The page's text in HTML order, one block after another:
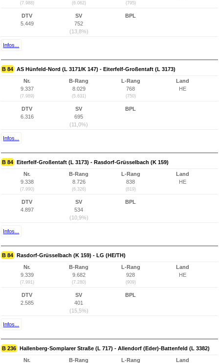
(7.988) (6.062) (795)
DTV
5.449
SV
752
(13,8%)
BPL
Infos...
B 84 AS Hünfeld-Nord (L 3171/K 147) - Eiterfelf-Großentaft (L 3173)
Nr.
9.337
(7.989)
B-Rang
8.029
(5.631)
L-Rang
768
(750)
Land
HE
DTV
6.316
SV
695
(11,0%)
BPL
Infos...
B 84 Eiterfelf-Großentaft (L 3173) - Rasdorf-Grüsselbach (K 159)
Nr.
9.338
(7.990)
B-Rang
8.726
(6.326)
L-Rang
838
(819)
Land
HE
DTV
4.897
SV
534
(10,9%)
BPL
Infos...
B 84 Rasdorf-Grüsselbach (K 159) - LG (HE/TH)
Nr.
9.339
(7.991)
B-Rang
9.682
(7.280)
L-Rang
928
(909)
Land
HE
DTV
2.585
SV
401
(15,5%)
BPL
Infos...
B 236 Hallenberg-Somplarer Straße (L 717) - Allendorf (Eder)-Battenfeld (L 3382)
Nr.
B-Rang
L-Rang
Land